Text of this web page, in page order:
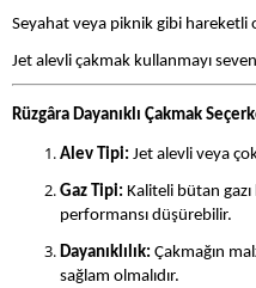
Seyahat veya piknik gibi hareketli
Jet alevli çakmak kullanmayı
Rüzgâra Dayanıklı Çakmak
Alev Tipi: Jet alevli veya
Gaz Tipi: Kaliteli bütan
performansı düşürebilir.
Dayanıklılık: Çakmağın
sağlam olmalıdır.